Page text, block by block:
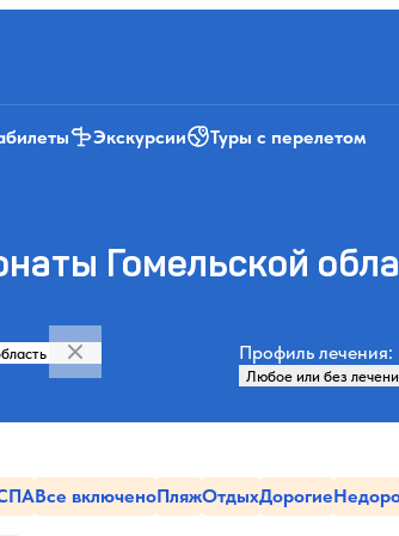
Экскурсии Туры с перелетом
Гомельской
Профиль лечения:
Все включеноПляжОтдыхДорогие